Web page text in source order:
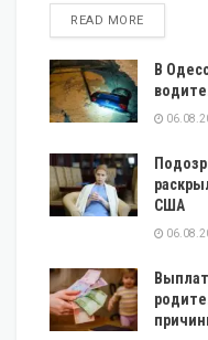
READ MOREDETAILS
В
США